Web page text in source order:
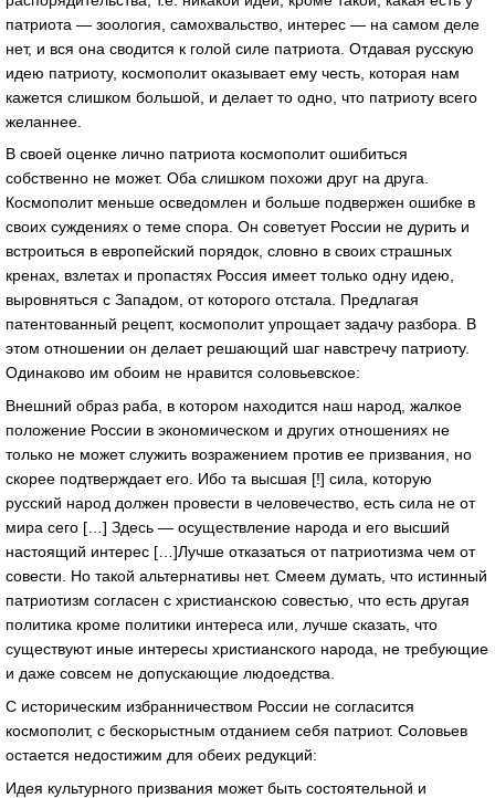
патриота — зоология, самохвальство, интерес — на самом деле
нет, и вся она сводится к голой силе патриота. Отдавая русскую
идею патриоту, космополит оказывает ему честь, которая нам
кажется слишком большой, и делает то одно, что патриоту всего
желаннее.
В своей оценке лично патриота космополит ошибиться
собственно не может. Оба слишком похожи друг на друга.
Космополит меньше осведомлен и больше подвержен ошибке в
своих суждениях о теме спора. Он советует России не дурить и
встроиться в европейский порядок, словно в своих страшных
кренах, взлетах и пропастях Россия имеет только одну идею,
выровняться с Западом, от которого отстала. Предлагая
патентованный рецепт, космополит упрощает задачу разбора. В
этом отношении он делает решающий шаг навстречу патриоту.
Одинаково им обоим не нравится соловьевское:
Внешний образ раба, в котором находится наш народ, жалкое
положение России в экономическом и других отношениях не
только не может служить возражением против ее призвания, но
скорее подтверждает его. Ибо та высшая [!] сила, которую
русский народ должен провести в человечество, есть сила не от
мира сего […] Здесь — осуществление народа и его высший
настоящий интерес […]Лучше отказаться от патриотизма чем от
совести. Но такой альтернативы нет. Смеем думать, что истинный
патриотизм согласен с христианскою совестью, что есть другая
политика кроме политики интереса или, лучше сказать, что
существуют иные интересы христианского народа, не требующие
и даже совсем не допускающие людоедства.
С историческим избранничеством России не согласится
космополит, с бескорыстным отданием себя патриот. Соловьев
остается недостижим для обеих редукций:
Идея культурного призвания может быть состоятельной и